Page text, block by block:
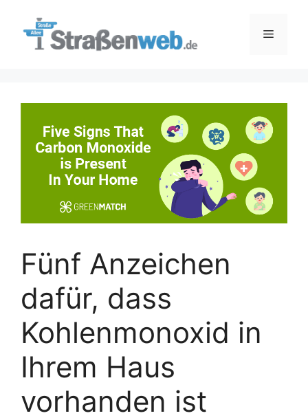
Menü
Fünf Anzeichen
dafür, dass
Kohlenmonoxid in
Ihrem Haus
vorhanden ist